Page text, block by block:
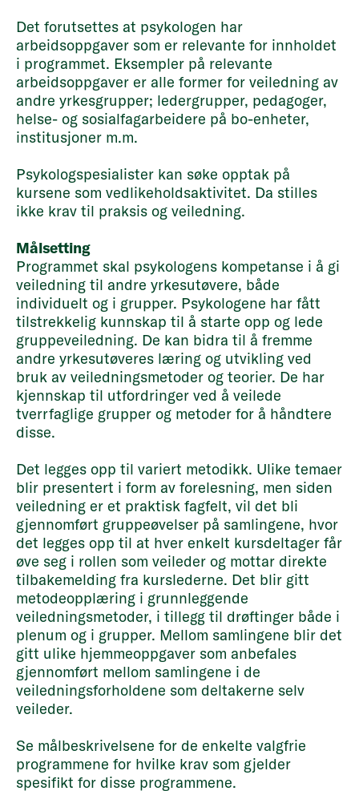
Det forutsettes at psykologen har
arbeidsoppgaver som er relevante for innholdet
i programmet. Eksempler på relevante
arbeidsoppgaver er alle former for veiledning av
andre yrkesgrupper; ledergrupper, pedagoger,
helse- og sosialfagarbeidere på bo-enheter,
institusjoner m.m.
Psykologspesialister kan søke opptak på
kursene som vedlikeholdsaktivitet. Da stilles
ikke krav til praksis og veiledning.
Målsetting
Programmet skal psykologens kompetanse i å gi
veiledning til andre yrkesutøvere, både
individuelt og i grupper. Psykologene har fått
tilstrekkelig kunnskap til å starte opp og lede
gruppeveiledning. De kan bidra til å fremme
andre yrkesutøveres læring og utvikling ved
bruk av veiledningsmetoder og teorier. De har
kjennskap til utfordringer ved å veilede
tverrfaglige grupper og metoder for å håndtere
disse.
Det legges opp til variert metodikk. Ulike temaer
blir presentert i form av forelesning, men siden
veiledning er et praktisk fagfelt, vil det bli
gjennomført gruppeøvelser på samlingene, hvor
det legges opp til at hver enkelt kursdeltager får
øve seg i rollen som veileder og mottar direkte
tilbakemelding fra kurslederne. Det blir gitt
metodeopplæring i grunnleggende
veiledningsmetoder, i tillegg til drøftinger både i
plenum og i grupper. Mellom samlingene blir det
gitt ulike hjemmeoppgaver som anbefales
gjennomført mellom samlingene i de
veiledningsforholdene som deltakerne selv
veileder.
Se målbeskrivelsene for de enkelte valgfrie
programmene for hvilke krav som gjelder
spesifikt for disse programmene.